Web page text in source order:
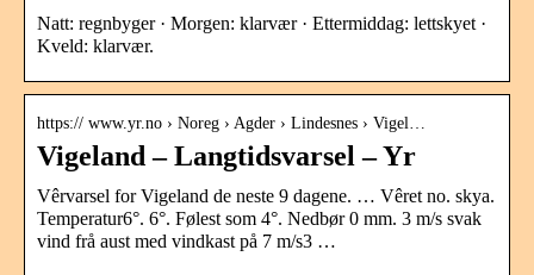
Natt: regnbyger · Morgen: klarvær · Ettermiddag: lettskyet ·
Kveld: klarvær.
https:// www.yr.no › Noreg › Agder › Lindesnes › Vigel…
Vigeland – Langtidsvarsel – Yr
Vêrvarsel for Vigeland de neste 9 dagene. … Vêret no. skya.
Temperatur6°. 6°. Følest som 4°. Nedbør 0 mm. 3 m/s svak
vind frå aust med vindkast på 7 m/s3 …